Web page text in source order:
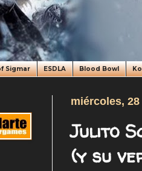
Sigmar ESDLA Blood Bowl
miércoles,
Julito
(y su